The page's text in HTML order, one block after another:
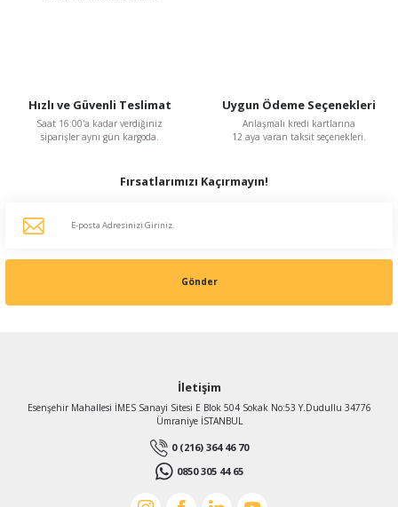
Hızlı ve Güvenli Teslimat
Saat 16:00'a kadar verdiğiniz
siparişler aynı gün kargoda.
Uygun Ödeme Seçenekleri
Anlaşmalı kredi kartlarına
12 aya varan taksit seçenekleri.
Fırsatlarımızı Kaçırmayın!
Gönder
İletişim
Esenşehir Mahallesi İMES Sanayi Sitesi E Blok 504 Sokak No:53 Y.Dudullu 34776
Ümraniye İSTANBUL
0 (216) 364 46 70
0850 305 44 65